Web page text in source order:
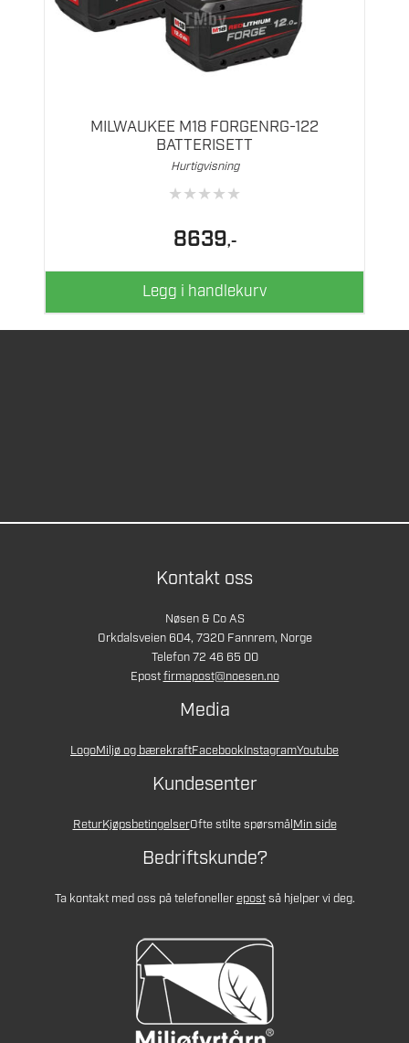
MILWAUKEE M18 FORGENRG-122
BATTERISETT
Hurtigvisning
★★★★★
8639,-
Legg i handlekurv
Kontakt oss
Nøsen & Co AS
Orkdalsveien 604, 7320 Fannrem, Norge
Telefon 72 46 65 00
Epostfirmapost@noesen.no
Media
LogoMiljø og bærekraftFacebookInstagramYoutube
Kundesenter
ReturKjøpsbetingelserOfte stilte spørsmålMin side
Bedriftskunde?
Ta kontakt med oss på telefonellerepostså hjelper vi deg.